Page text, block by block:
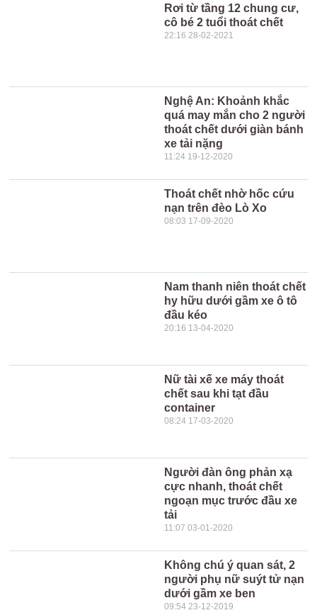
Rơi từ tầng 12 chung cư,
cô bé 2 tuổi thoát chết
22:16 28-02-2021
Nghệ An: Khoảnh khắc
quá may mắn cho 2 người
thoát chết dưới giàn bánh
xe tải nặng
11:24 19-12-2020
Thoát chết nhờ hốc cứu
nạn trên đèo Lò Xo
08:03 17-09-2020
Nam thanh niên thoát chết
hy hữu dưới gầm xe ô tô
đầu kéo
20:16 13-04-2020
Nữ tài xế xe máy thoát
chết sau khi tạt đầu
container
08:24 17-03-2020
Người đàn ông phản xạ
cực nhanh, thoát chết
ngoạn mục trước đầu xe
tải
11:07 03-01-2020
Không chú ý quan sát, 2
người phụ nữ suýt tử nạn
dưới gầm xe ben
09:54 23-12-2019